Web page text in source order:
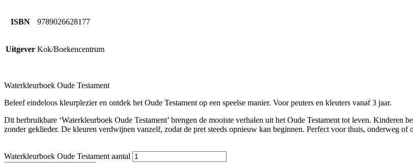
ISBN 9789026628177
Uitgever Kok/Boekencentrum
Waterkleurboek Oude Testament
Beleef eindeloos kleurplezier en ontdek het Oude Testament op een speelse manier. Voor peuters en kleuters vanaf 3 jaar.
Dit herbruikbare ‘Waterkleurboek Oude Testament’ brengen de mooiste verhalen uit het Oude Testament tot leven. Kinderen
zonder geklieder. De kleuren verdwijnen vanzelf, zodat de pret steeds opnieuw kan beginnen. Perfect voor thuis, onderweg
Waterkleurboek Oude Testament aantal